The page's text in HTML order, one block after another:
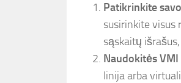
Patikrinkite
susirinkite visus
sąskaitų
Naudokitės
linija arba